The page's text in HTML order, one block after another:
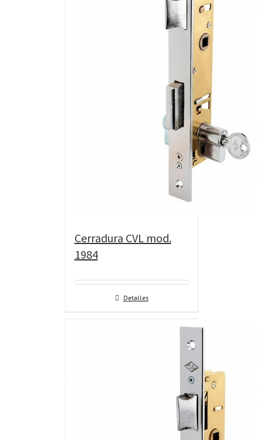
Cerradura CVL mod.
1984
Detalles